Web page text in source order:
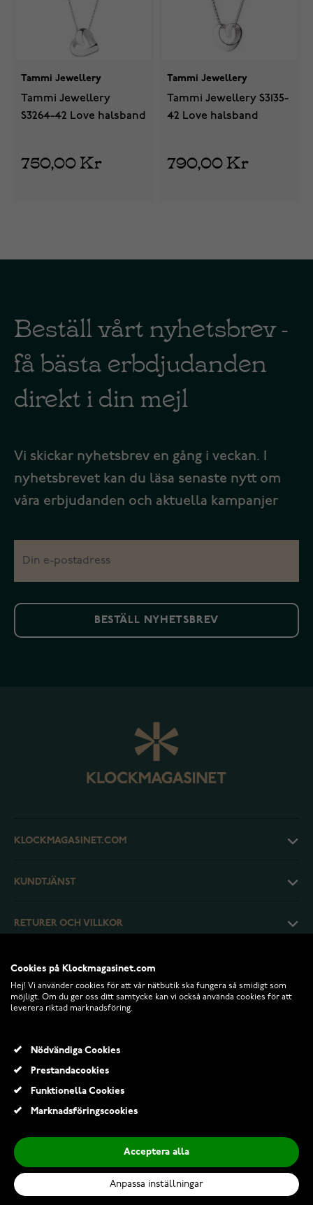
Tammi Jewellery
Tammi Jewellery
S3264-42 Love halsband
750,00 Kr
Tammi Jewellery
Tammi Jewellery S3135-
42 Love halsband
790,00 Kr
Beställ vårt nyhetsbrev -
få bästa erbdjudanden
direkt i din mejl
Vi skickar nyhetsbrev en gång i veckan. I
nyhetsbrevet kan du läsa senaste nytt om
våra erbjudanden och aktuella kampanjer
BESTÄLL NYHETSBREV
KLOCKMAGASINET.COM
KUNDTJÄNST
RETURER OCH VILLKOR
INFO
Tammi Jewellery S3929-42 Archipelago halsband
3 430,00 Kr 4 900,00 Kr
Cookies på Klockmagasinet.com
Hej! Vi använder cookies för att vår nätbutik ska fungera så smidigt som
möjligt. Om du ger oss ditt samtycke kan vi också använda cookies för att
leverera riktad marknadsföring.
Nödvändiga Cookies
Prestandacookies
Funktionella Cookies
Marknadsföringscookies
Acceptera alla
Anpassa inställningar